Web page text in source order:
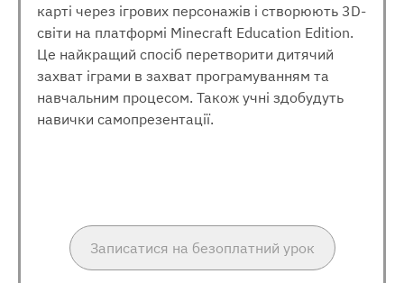
карті через ігрових персонажів і створюють 3D-
світи на платформі Minecraft Education Edition.
Це найкращий спосіб перетворити дитячий
захват іграми в захват програмуванням та
навчальним процесом. Також учні здобудуть
навички самопрезентації.
Записатися на безоплатний урок